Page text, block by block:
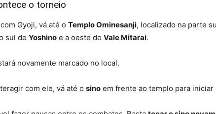
o torneio
Gyoji, vá até o Templo Ominesanji, localizado na parte
sul de Yoshino e a oeste do Vale Mitarai.
novamente marcado no local.
com ele, vá até o sino em frente ao templo para iniciar